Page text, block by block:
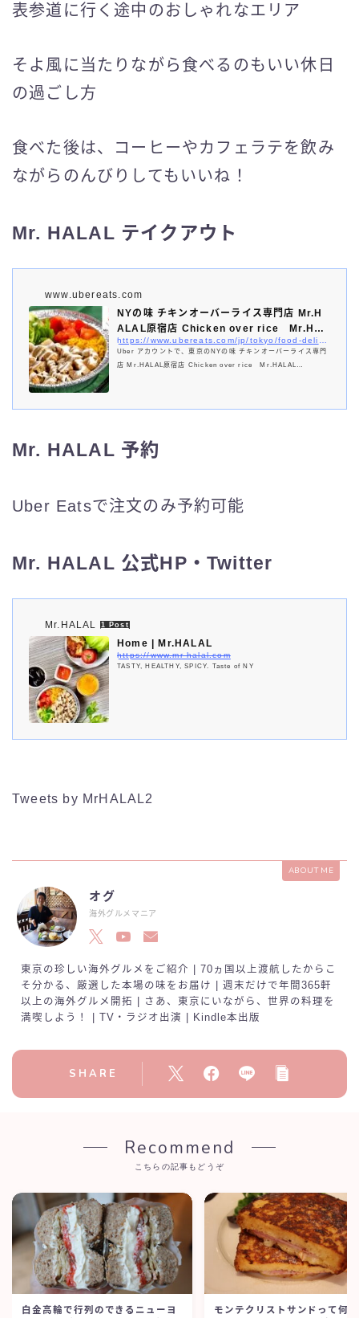
表参道に行く途中のおしゃれなエリア
そよ風に当たりながら食べるのもいい休日
の過ごし方
食べた後は、コーヒーやカフェラテを飲み
ながらのんびりしてもいいね！
Mr. HALAL テイクアウト
www.ubereats.com
NYの味 チキンオーバーライス専門店 Mr.H
ALAL原宿店 Chicken over rice Mr.HAL
AL ...
Uber アカウントで、東京のNYの味 チキンオーバーライス専門
店 Mr.HALAL原宿店 Chicken over rice Mr.HALAL
Mr. HALAL 予約
Uber Eatsで注文のみ予約可能
Mr. HALAL 公式HP・Twitter
Mr.HALAL 1 Post
Home | Mr.HALAL
https://www.mr-halal.com
TASTY, HEALTHY, SPICY. Taste of NY
Tweets by MrHALAL2
ABOUT ME
オグ
海外グルメマニア
東京の珍しい海外グルメをご紹介 | 70ヵ国以上渡航したからこ
そ分かる、厳選した本場の味をお届け | 週末だけで年間365軒
以上の海外グルメ開拓 | さあ、東京にいながら、世界の料理を
満喫しよう！ | TV・ラジオ出演 | Kindle本出版
SHARE
Recommend
こちらの記事もどうぞ
白金高輪で行列のできるニューヨ モンテクリストサンドって何？